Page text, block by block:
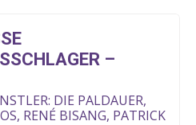
L
– N
DIE PALDAUER,
RENÉ BISANG, PATRICK